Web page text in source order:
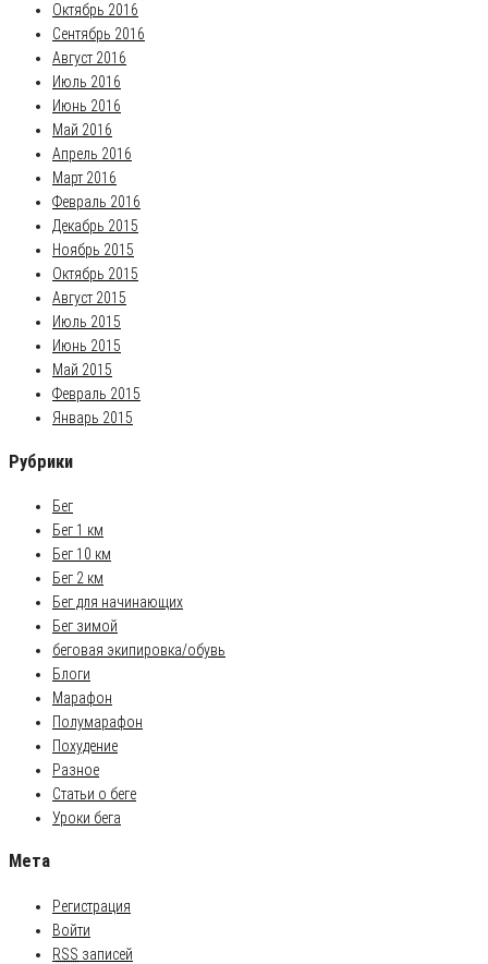
Октябрь 2016
Сентябрь 2016
Август 2016
Июль 2016
Июнь 2016
Май 2016
Апрель 2016
Март 2016
Февраль 2016
Декабрь 2015
Ноябрь 2015
Октябрь 2015
Август 2015
Июль 2015
Июнь 2015
Май 2015
Февраль 2015
Январь 2015
Рубрики
Бег
Бег 1 км
Бег 10 км
Бег 2 км
Бег для начинающих
Бег зимой
беговая экипировка/обувь
Блоги
Марафон
Полумарафон
Похудение
Разное
Статьи о беге
Уроки бега
Мета
Регистрация
Войти
RSS записей